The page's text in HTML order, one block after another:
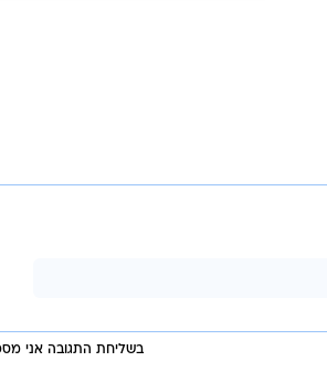
בשליחת התגובה אני